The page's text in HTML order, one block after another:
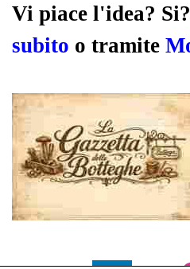
Vi piace l'idea? Si?
subito o tramite